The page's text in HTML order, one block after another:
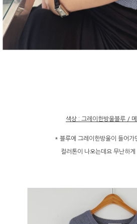
색상 : 그레이한방울블루 /
* 블루에 그레이한방울이 들어가
컬러톤이 나오는데요 무난하게